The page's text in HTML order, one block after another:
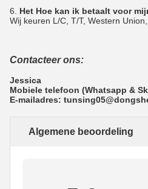
6. Het Hoe kan ik betaalt voor
Wij keuren L/C, T/T, Western
Contacteer ons:
Jessica
Mobiele telefoon (Whatsapp &
E-mailadres:
Algemene beoordeling